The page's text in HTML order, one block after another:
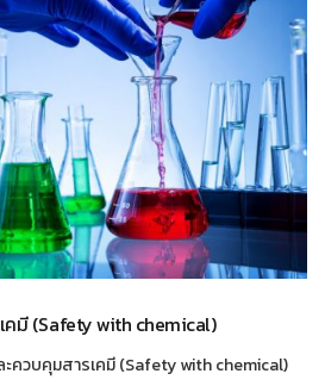
คมี (Safety with chemical)
ะควบคุมสารเคมี (Safety with chemical)